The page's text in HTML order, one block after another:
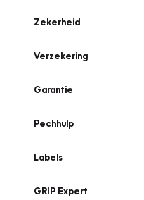
Zekerheid
Verzekering
Garantie
Pechhulp
Labels
GRIP Expert